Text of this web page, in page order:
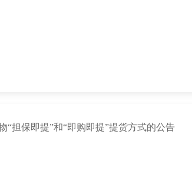
“担保即提”和“即购即提”提货方式的公告